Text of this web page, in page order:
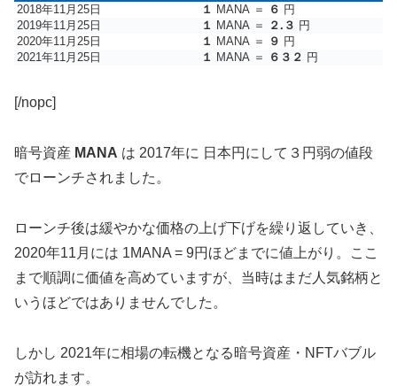
2018年11月25日
１ MANA ＝ ６ 円
2019年11月25日
１ MANA ＝ ２.３ 円
2020年11月25日
１ MANA ＝ ９ 円
2021年11月25日
１ MANA ＝ ６３２ 円
[/nopc]
暗号資産 MANA は 2017年に 日本円にして３円弱の値段
でローンチされました。
ローンチ後は緩やかな価格の上げ下げを繰り返していき、
2020年11月には 1MANA = 9円ほどまでに値上がり。ここ
まで順調に価値を高めていますが、当時はまだ人気銘柄と
いうほどではありませんでした。
しかし 2021年に相場の転機となる暗号資産・NFTバブル
が訪れます。